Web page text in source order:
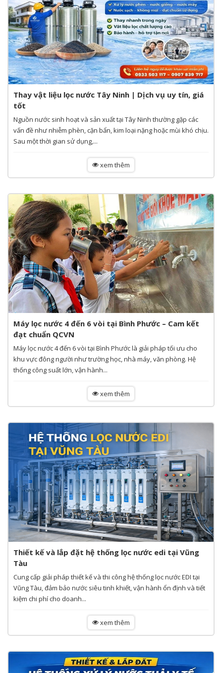
Thay vật liệu lọc nước Tây Ninh | Dịch vụ uy tín, giá
tốt
Nguồn nước sinh hoạt và sản xuất tại Tây Ninh thường gặp các
vấn đề như nhiễm phèn, cặn bẩn, kim loại nặng hoặc mùi khó chịu.
Sau một thời gian sử dụng,...
xem thêm
Máy lọc nước 4 đến 6 vòi tại Bình Phước – Cam kết
đạt chuẩn QCVN
Máy lọc nước 4 đến 6 vòi tại Bình Phước là giải pháp tối ưu cho
khu vực đông người như trường học, nhà máy, văn phòng. Hệ
thống công suất lớn, vận hành...
xem thêm
Thiết kế và lắp đặt hệ thống lọc nước edi tại Vũng
Tàu
Cung cấp giải pháp thiết kế và thi công hệ thống lọc nước EDI tại
Vũng Tàu, đảm bảo nước siêu tinh khiết, vận hành ổn định và tiết
kiệm chi phí cho doanh...
xem thêm